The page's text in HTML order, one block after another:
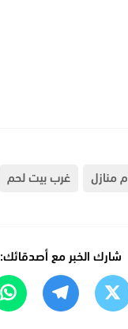
منازل غرب بيت لحم
شارك الخبر مع أصدقائك: